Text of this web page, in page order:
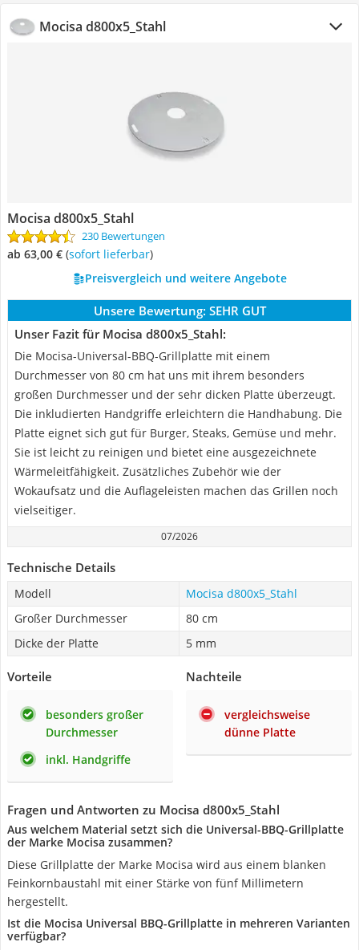
Mocisa d800x5_Stahl
Mocisa d800x5_Stahl
230 Bewertungen
ab 63,00 € ( Sofort lieferbar)
Preisvergleich und weitere Angebote
Unsere Bewertung: SEHR GUT
Unser Fazit für Mocisa d800x5_Stahl:
Die Mocisa-Universal-BBQ-Grillplatte mit einem
Durchmesser von 80 cm hat uns mit ihrem besonders
großen Durchmesser und der sehr dicken Platte überzeugt.
Die inkludierten Handgriffe erleichtern die Handhabung. Die
Platte eignet sich gut für Burger, Steaks, Gemüse und mehr.
Sie ist leicht zu reinigen und bietet eine ausgezeichnete
Wärmeleitfähigkeit. Zusätzliches Zubehör wie der
Wokaufsatz und die Auflageleisten machen das Grillen noch
vielseitiger.
07/2026
Technische Details
Modell
Mocisa d800x5_Stahl
Großer Durchmesser
80 cm
Dicke der Platte
5 mm
Vorteile
besonders großer
Durchmesser
inkl. Handgriffe
Nachteile
vergleichsweise
dünne Platte
Fragen und Antworten zu Mocisa d800x5_Stahl
Aus welchem Material setzt sich die Universal-BBQ-Grillplatte
der Marke Mocisa zusammen?
Diese Grillplatte der Marke Mocisa wird aus einem blanken
Feinkornbaustahl mit einer Stärke von fünf Millimetern
hergestellt.
Ist die Mocisa Universal BBQ-Grillplatte in mehreren Varianten
verfügbar?